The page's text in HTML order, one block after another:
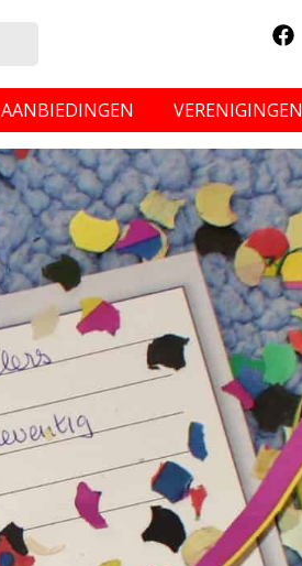
AANBIEDINGEN VERENIGINGEN